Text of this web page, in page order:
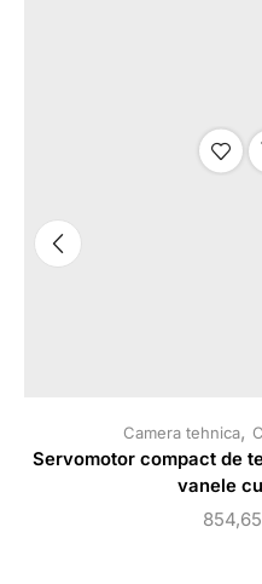
Camera tehnica,
Servomotor compact de
vanele
854,65